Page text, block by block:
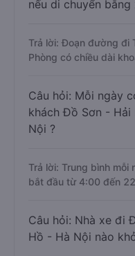
nếu di chuyển bằng
Trả lời: Đoạn đường đi
Phòng có chiều dài
Câu hỏi: Mỗi ngày
khách Đồ Sơn - Hải
Nội ?
Trả lời: Trung bình
bắt đầu từ 4:00 đến
Câu hỏi: Nhà xe đi
Hồ - Hà Nội nào